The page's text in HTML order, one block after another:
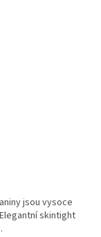
jsou vysoce
skintight